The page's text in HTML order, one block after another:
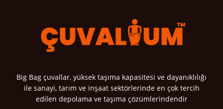
Big Bag çuvallar, yüksek taşıma kapasitesi ve dayanıklılığı
ile sanayi, tarım ve inşaat sektörlerinde en çok tercih
edilen depolama ve taşıma çözümlerindendir